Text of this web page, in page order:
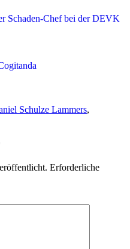
Schulze Lammers,
Erforderliche